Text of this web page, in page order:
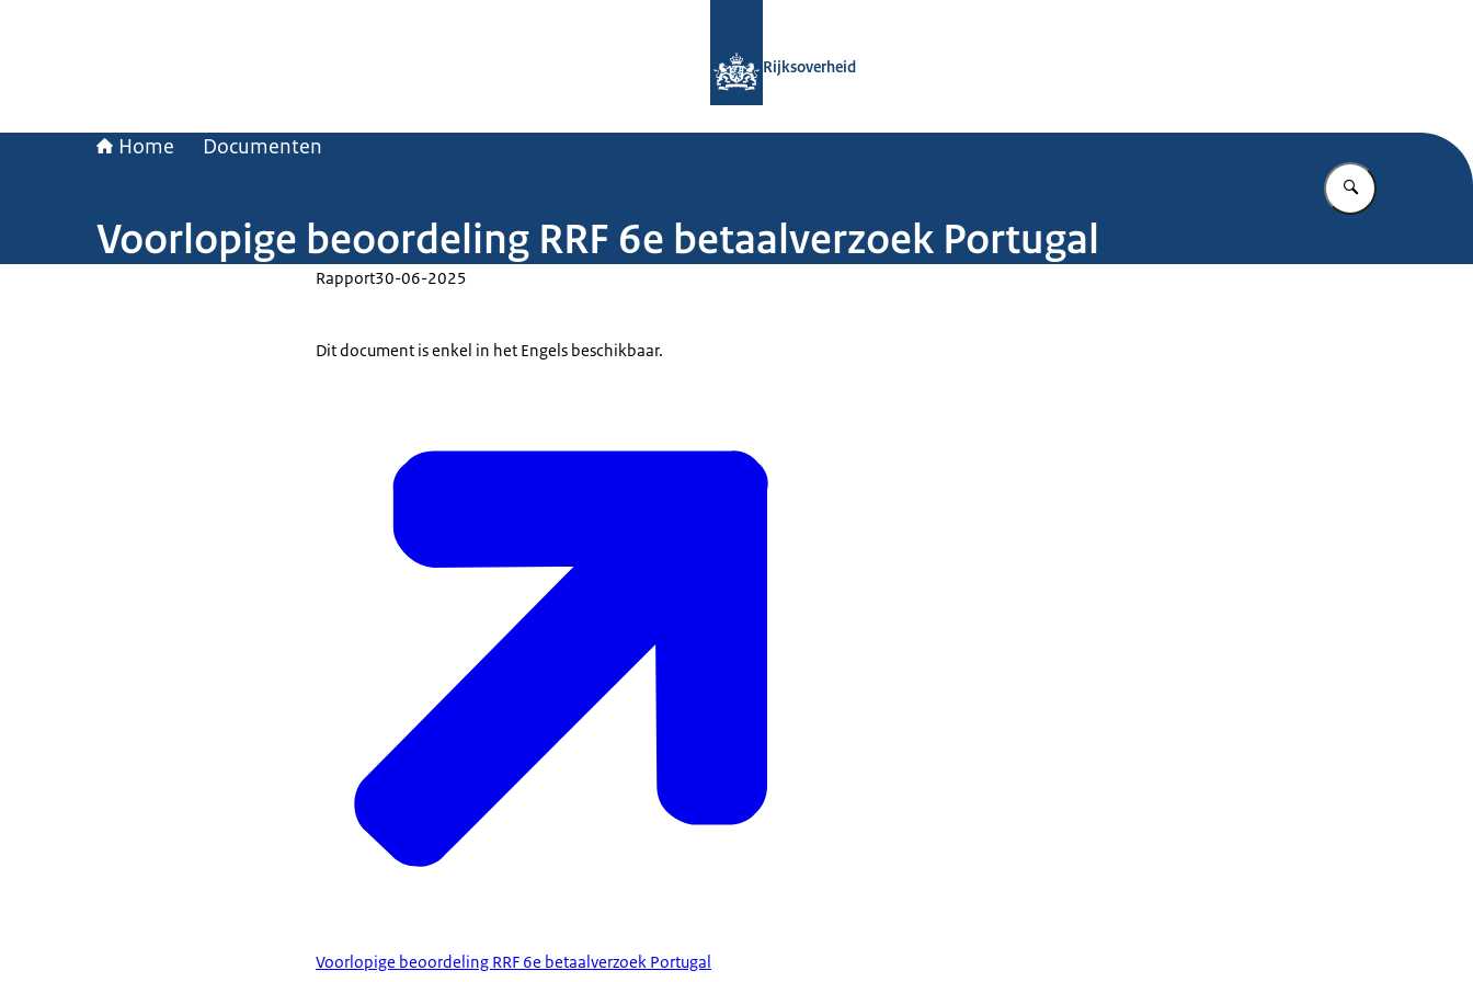
Rijksoverheid
Home Documenten
Vul in wat u
Voorlopige beoordeling RRF 6e betaalverzoek Portugal
Rapport30-06-2025
Dit document is enkel in het Engels beschikbaar.
Voorlopige beoordeling RRF 6e betaalverzoek Portugal